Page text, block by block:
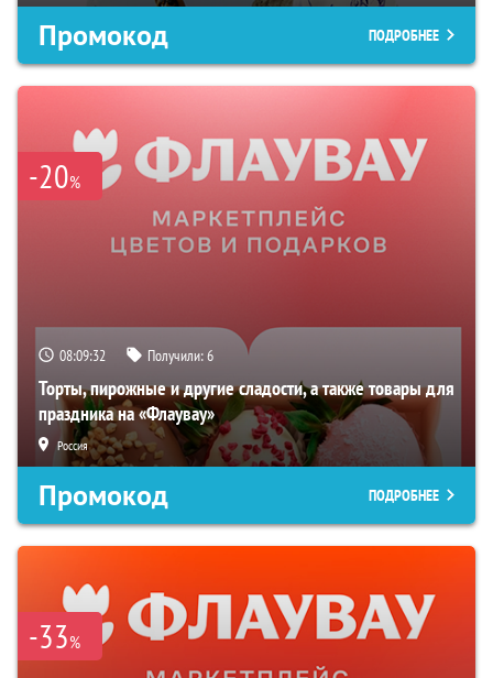
Промокод ПОДРОБНЕЕ
-20%
08:09:31 Получили:6
Торты, пирожные и другие сладости, а также товары для
праздника на «Флаувау»
Россия
Промокод ПОДРОБНЕЕ
-33%